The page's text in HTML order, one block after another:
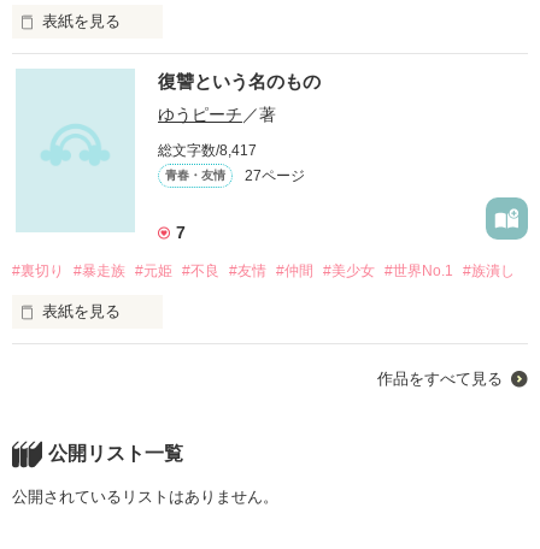
表紙を見る
その街でのその噂。
それに巻き込まれる少女達。
「こわい…こわい」
「お前は狂ってる。」
るかというホラー＆感動物語。
復讐という名のもの
ゆうピーチ／著
総文字数/8,417
青春・友情 27ページ
7
#裏切り #暴走族 #元姫 #不良 #友情 #仲間 #美少女 #世界No.1 #族潰し
表紙を見る
作品をすべて見る
公開リスト一覧
公開されているリストはありません。